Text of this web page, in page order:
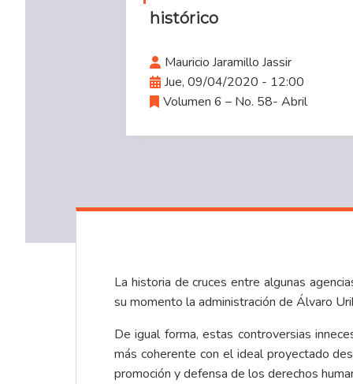
histórico
Mauricio Jaramillo Jassir
Jue, 09/04/2020 - 12:00
Volumen 6 – No. 58- Abril
La historia de cruces entre algunas
su momento la administración de Álvaro
De igual forma, estas controversias
más coherente con el ideal proyectado
promoción y defensa de los derechos